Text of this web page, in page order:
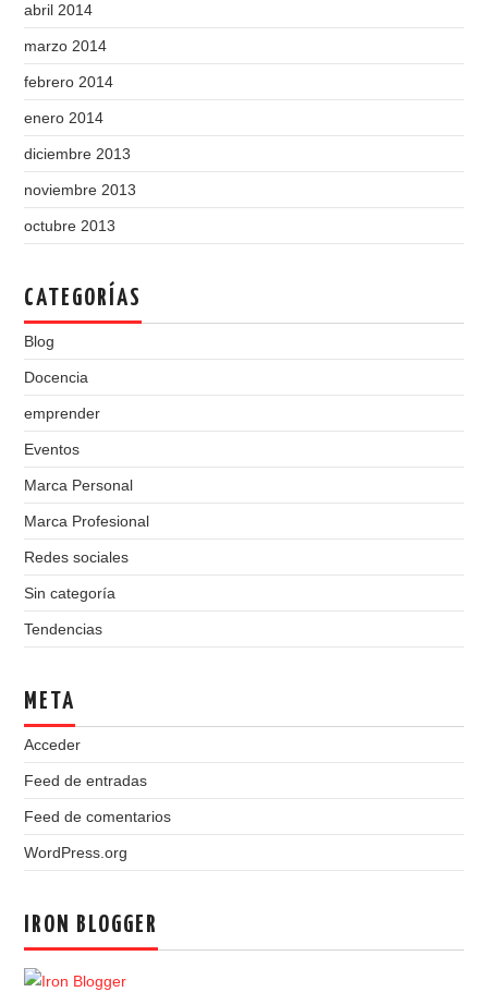
abril 2014
marzo 2014
febrero 2014
enero 2014
diciembre 2013
noviembre 2013
octubre 2013
CATEGORÍAS
Blog
Docencia
emprender
Eventos
Marca Personal
Marca Profesional
Redes sociales
Sin categoría
Tendencias
META
Acceder
Feed de entradas
Feed de comentarios
WordPress.org
IRON BLOGGER